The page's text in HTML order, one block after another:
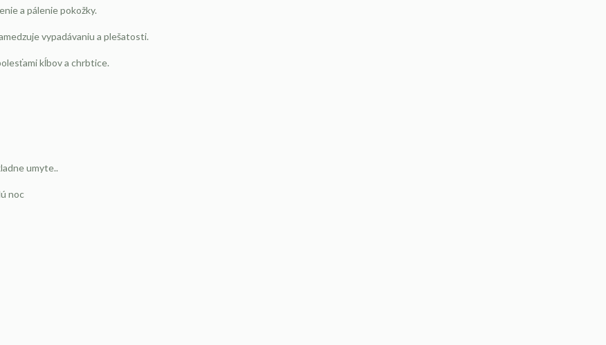
a pálenie pokožky.
vypadávaniu a plešatosti.
kĺbov a chrbtice.
umyte..
noc